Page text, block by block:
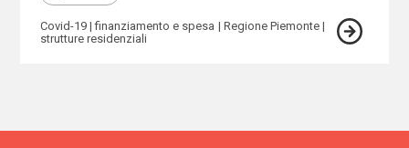
Covid-19 finanziamento e spesa
Regione Piemonte
strutture residenziali